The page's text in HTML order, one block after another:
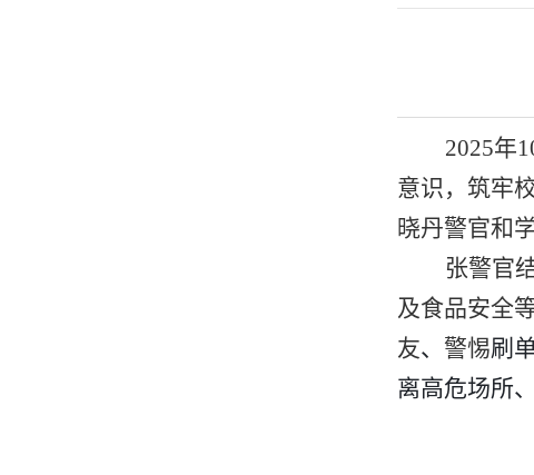
2025年
意识，筑牢
晓丹警官和
张警官
及食品安全
友、 警惕刷
离高危场所